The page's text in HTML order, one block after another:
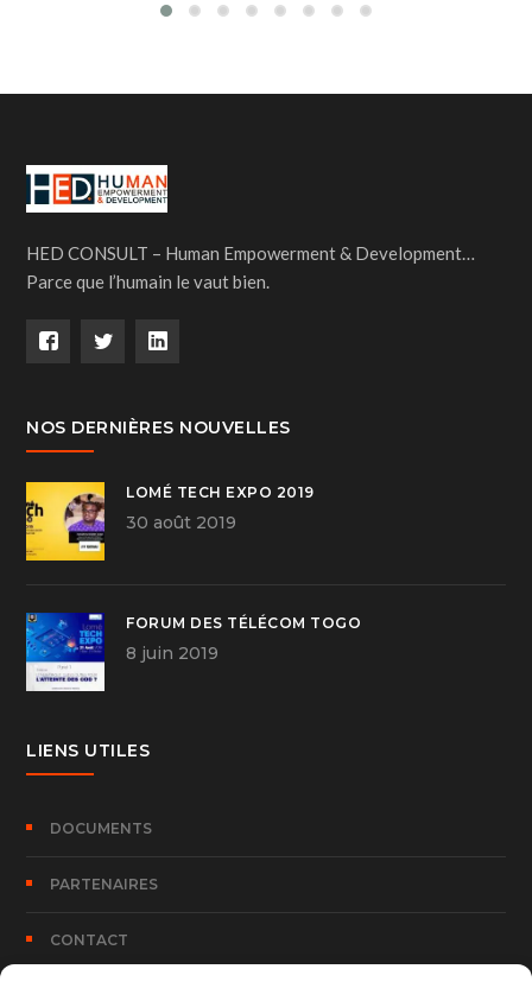
HED CONSULT – Human Empowerment & Development…
Parce que l’humain le vaut bien.
NOS DERNIÈRES NOUVELLES
LOMÉ TECH EXPO 2019
30 août 2019
FORUM DES TÉLÉCOM TOGO
8 juin 2019
LIENS UTILES
DOCUMENTS
PARTENAIRES
CONTACT